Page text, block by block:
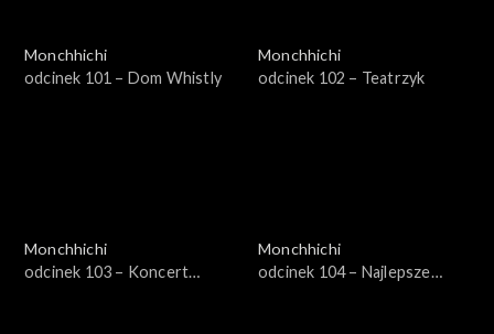
Monchhichi
odcinek 101 – Dom Whistly
Monchhichi
odcinek 102 – Teatrzyk
Monchhichi
odcinek 103 – Koncert
Monchhichi
odcinek 104 – Najlepsze